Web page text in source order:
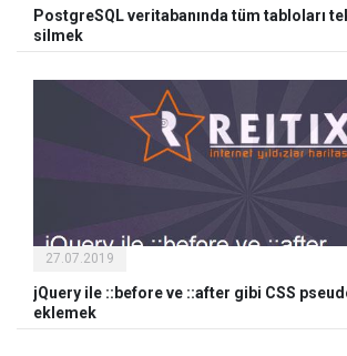
PostgreSQL veritabanında tüm tabloları
silmek
27.07.2019
jQuery ile ::before ve ::after gibi CSS
eklemek